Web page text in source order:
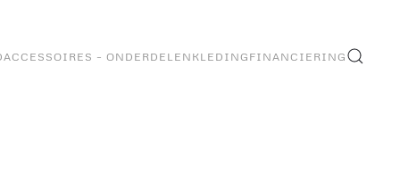
ACCESSOIRES – ONDERDELEN KLEDING FINANCIERING